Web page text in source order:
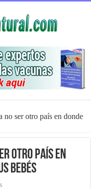
no ser otro país en donde
otro país en
bebés